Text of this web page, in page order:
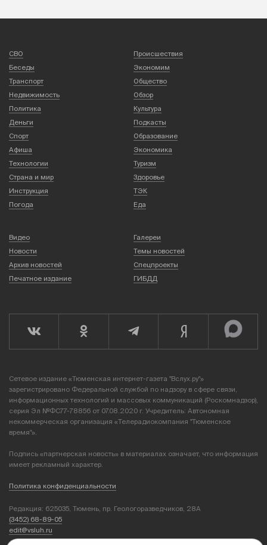
СВО
Происшествия
Беседы
Экономим
Транспорт
Общество
Недвижимость
Обзор
Политика
Культура
Деньги
Подкасты
Спорт
Образование
Афиша
Экономика
Технологии
Туризм
Страна и мир
Здоровье
Инструкция
ТЭК
Погода
Еда
Видео
Галереи
Новости
Темы новостей
Архив новостей
Спецпроекты
Печатное издание
ГИБДД
Сетевое издание «Тюменская интернет-газета "Вслух.ру"»
зарегистрировано Федеральной службой по надзору в сфере связи,
информационных технологий и массовых коммуникаций (Роскомнадзор),
серия Эл №ФС77-78856 от 07.08.2020 г. Учредитель: Автономная
некоммерческая организация «Телерадиокомпания "Тюменское
время"».
Подпись «партнерская новость» в материалах означает, что информация
имеет рекламный характер.
Политика конфиденциальности
Редакция: 625035, Тюмень, пр. Геологоразведчиков, 28А
(3452) 68-89-05
edit@vsluh.ru